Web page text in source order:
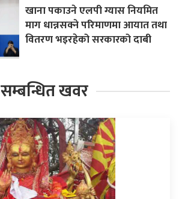
खाना पकाउने एलपी ग्यास नियमित
माग धान्नसक्ने परिमाणमा आयात तथा
वितरण भइरहेको सरकारको दाबी
सम्बन्धित खवर